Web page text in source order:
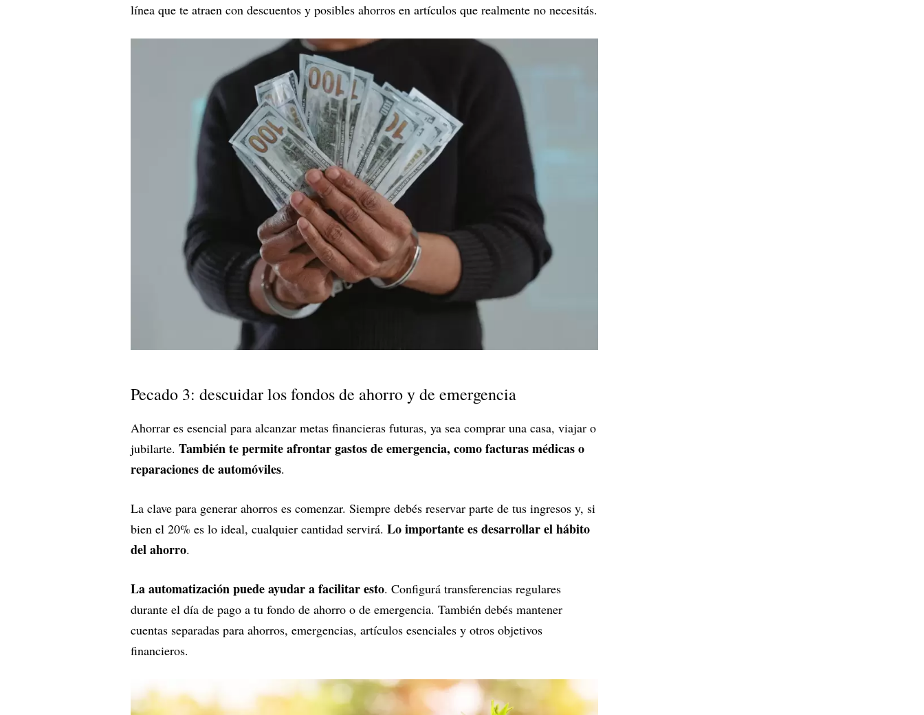
línea que te atraen con descuentos y posibles ahorros en artículos que realmente no necesitás.
Pecado 3: descuidar los fondos de ahorro y de emergencia
Ahorrar es esencial para alcanzar metas financieras futuras, ya sea comprar una casa, viajar o
jubilarte. También te permite afrontar gastos de emergencia, como facturas médicas o
reparaciones de automóviles.
La clave para generar ahorros es comenzar. Siempre debés reservar parte de tus ingresos y, si
bien el 20% es lo ideal, cualquier cantidad servirá. Lo importante es desarrollar el hábito
del ahorro.
La automatización puede ayudar a facilitar esto. Configurá transferencias regulares
durante el día de pago a tu fondo de ahorro o de emergencia. También debés mantener
cuentas separadas para ahorros, emergencias, artículos esenciales y otros objetivos
financieros.